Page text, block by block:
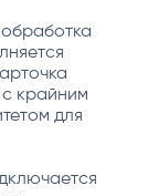
крайним
для